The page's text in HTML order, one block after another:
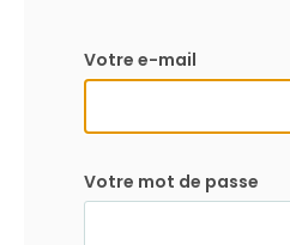
Votre e-mail
Votre mot de passe